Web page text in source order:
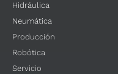
Hidráulica
Neumática
Producción
Robótica
Servicio